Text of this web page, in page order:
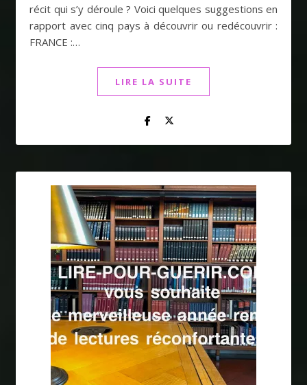
récit qui s’y déroule ? Voici quelques suggestions en
rapport avec cinq pays à découvrir ou redécouvrir :
FRANCE :…
LIRE LA SUITE